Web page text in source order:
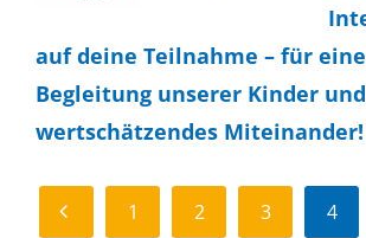
auf deine Teilnahme – für
Begleitung unserer Kinder
wertschätzendes Miteinander!
ZURÜCK1 2 3 4